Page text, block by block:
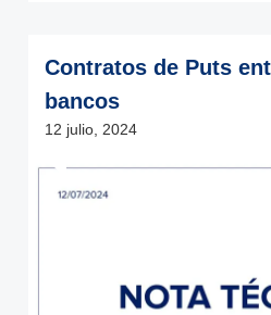
Contratos de Puts
bancos
12 julio, 2024